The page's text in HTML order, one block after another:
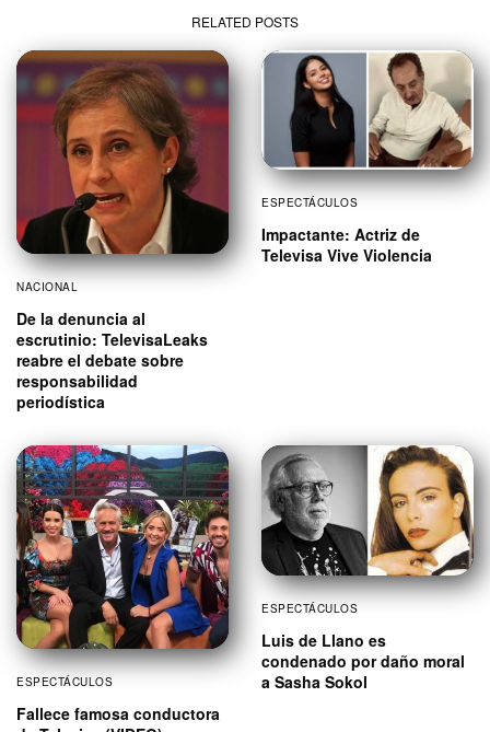
RELATED POSTS
NACIONAL
De la denuncia al
escrutinio: TelevisaLeaks
reabre el debate sobre
responsabilidad
periodística
ESPECTÁCULOS
Impactante: Actriz de
Televisa Vive Violencia
ESPECTÁCULOS
Fallece famosa conductora
ESPECTÁCULOS
Luis de Llano es
condenado por daño moral
a Sasha Sokol